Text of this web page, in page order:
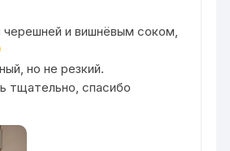
и вишнёвым соком,
но не резкий.
тщательно, спасибо